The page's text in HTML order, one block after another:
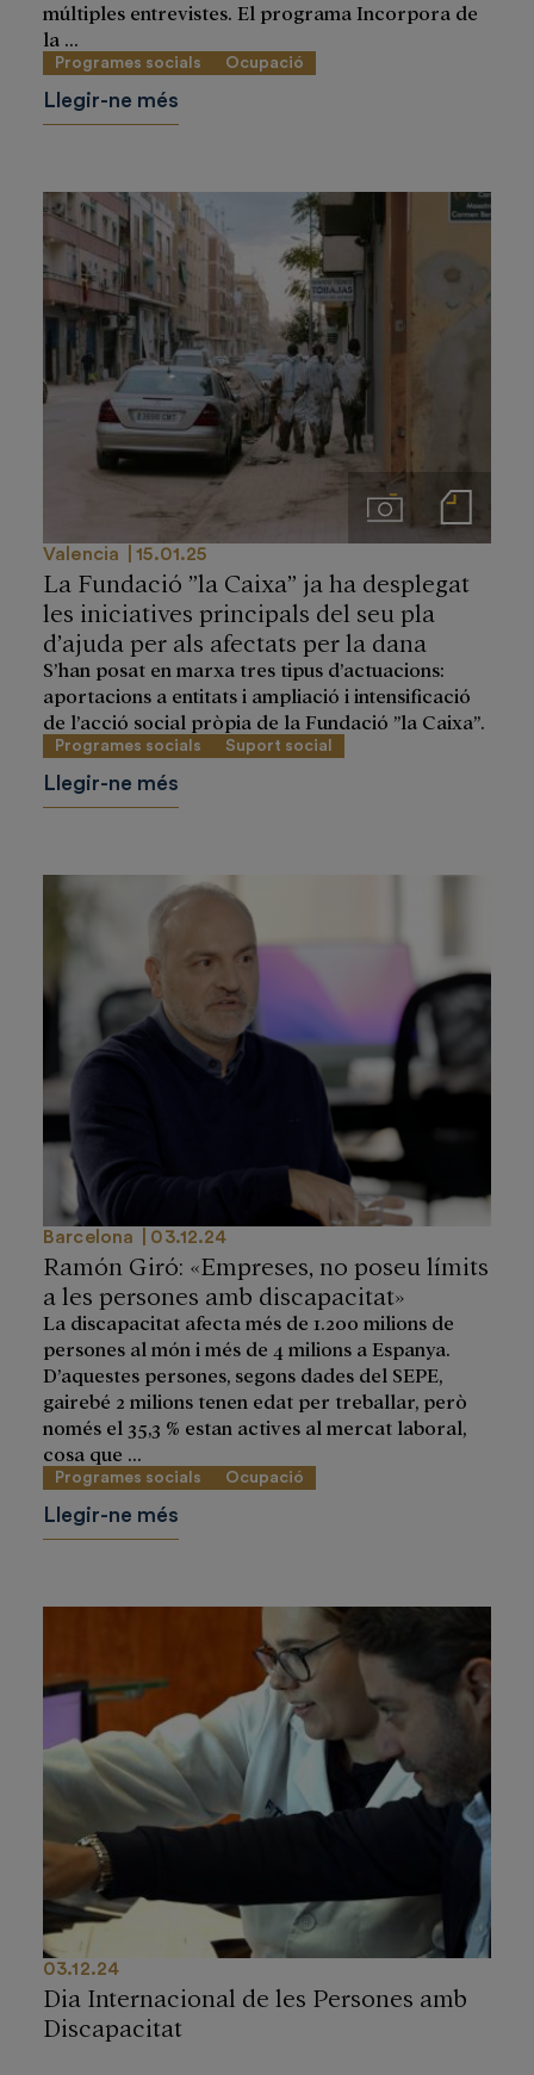
múltiples entrevistes. El programa Incorpora de
la ...
Programes socials Ocupació
Llegir-ne més
ImágenesNotas de prensa
Valencia 15.01.25
La Fundació ”la Caixa” ja ha desplegat
les iniciatives principals del seu pla
d’ajuda per als afectats per la dana
S’han posat en marxa tres tipus d’actuacions:
aportacions a entitats i ampliació i intensificació
de l’acció social pròpia de la Fundació ”la Caixa”.
Programes socials Suport social
Llegir-ne més
Barcelona 03.12.24
Ramón Giró: «Empreses, no poseu límits
a les persones amb discapacitat»
La discapacitat afecta més de 1.200 milions de
persones al món i més de 4 milions a Espanya.
D’aquestes persones, segons dades del SEPE,
gairebé 2 milions tenen edat per treballar, però
només el 35,3 % estan actives al mercat laboral,
cosa que ...
Programes socials Ocupació
Llegir-ne més
03.12.24
Dia Internacional de les Persones amb
Discapacitat